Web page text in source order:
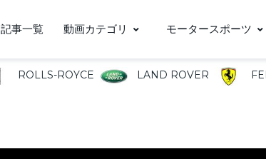
記事一覧 動画カテゴリ モータースポーツ
ROLLS-ROYCE LAND ROVER